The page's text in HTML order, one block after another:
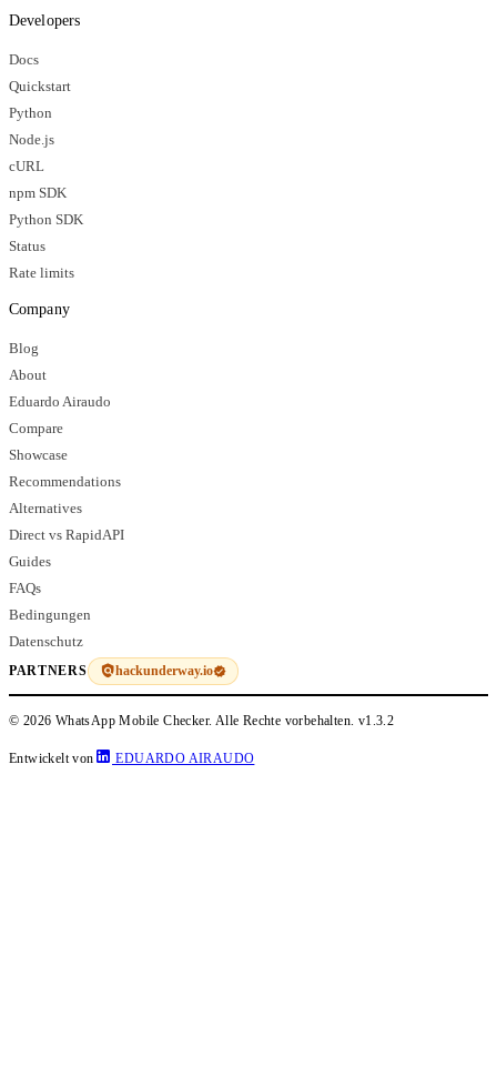
Developers
Docs
Quickstart
Python
Node.js
cURL
npm SDK
Python SDK
Status
Rate limits
Company
Blog
About
Eduardo Airaudo
Compare
Showcase
Recommendations
Alternatives
Direct vs RapidAPI
Guides
FAQs
Bedingungen
Datenschutz
PARTNERS hackunderway.io
© 2026 WhatsApp Mobile Checker. Alle Rechte vorbehalten. v1.3.2
Entwickelt von EDUARDO AIRAUDO